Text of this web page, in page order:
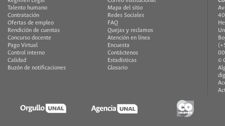
Talento humano
Contratación
Ofertas de empleo
Rendición de cuentas
Concurso docente
Pago Virtual
Control interno
Calidad
Buzón de notificaciones
Mapa del sitio
Redes Sociales
FAQ
Quejas y reclamos
Atención en línea
Encuesta
Contáctenos
Estadísticas
Glosario
©